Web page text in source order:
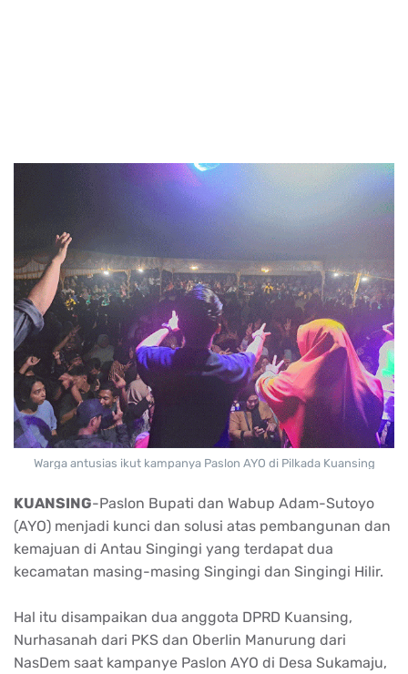
Warga antusias ikut kampanya Paslon AYO di Pilkada Kuansing
KUANSING-Paslon Bupati dan Wabup Adam-Sutoyo
(AYO) menjadi kunci dan solusi atas pembangunan dan
kemajuan di Antau Singingi yang terdapat dua
kecamatan masing-masing Singingi dan Singingi Hilir.
Hal itu disampaikan dua anggota DPRD Kuansing,
Nurhasanah dari PKS dan Oberlin Manurung dari
NasDem saat kampanye Paslon AYO di Desa Sukamaju,